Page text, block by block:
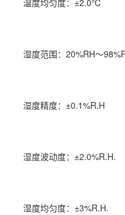
温度均匀度：±2.0℃
湿度范围：20%RH～
湿度精度：±0.1%R.H
湿度波动度：±2.0%R.H.
湿度均匀度：±3%R.H.